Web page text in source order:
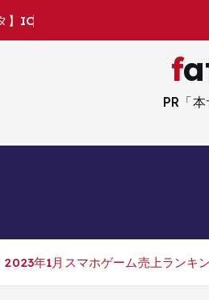
】 IC
PR「
2023年1月スマホゲーム売上ランキ